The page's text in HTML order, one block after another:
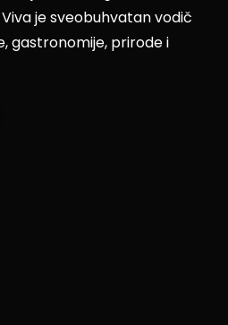
je sveobuhvatan vodič
gastronomije, prirode i